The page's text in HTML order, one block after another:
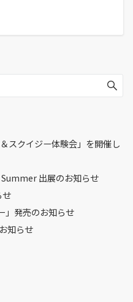
スクイジー体験会」を開催し
出展のお知らせ
せ
」発売のお知らせ
知らせ